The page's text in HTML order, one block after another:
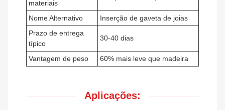
materiais
Nome Alternativo
Inserção de gaveta de joias
Prazo de entrega
típico
30-40 dias
Vantagem de peso 60% mais leve que madeira
Aplicações: